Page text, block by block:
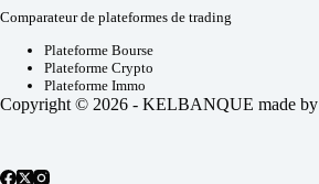
Comparateur de plateformes de trading
Plateforme Bourse
Plateforme Crypto
Plateforme Immo
Copyright © 2026 - KELBANQUE made by